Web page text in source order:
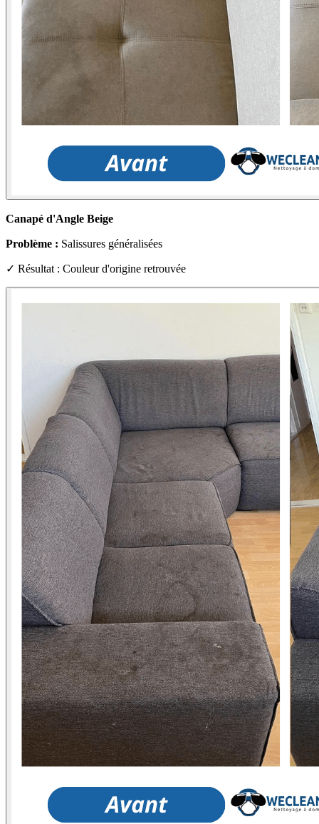
Canapé d'Angle Beige
Problème : Salissures généralisées
✓ Résultat : Couleur d'origine retrouvée